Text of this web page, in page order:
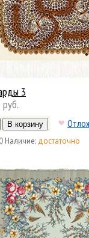
3
Наличие: достаточно